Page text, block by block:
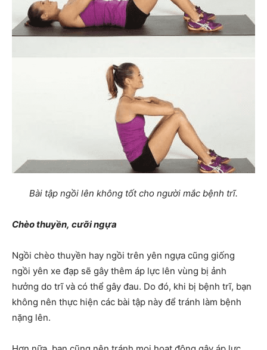
Bài tập ngồi lên không tốt cho người mắc bệnh trĩ.
Chèo thuyền, cưỡi ngựa
Ngồi chèo thuyền hay ngồi trên yên ngựa cũng giống
ngồi yên xe đạp sẽ gây thêm áp lực lên vùng bị ảnh
hưởng do trĩ và có thể gây đau. Do đó, khi bị bệnh trĩ, bạn
không nên thực hiện các bài tập này để tránh làm bệnh
nặng lên.